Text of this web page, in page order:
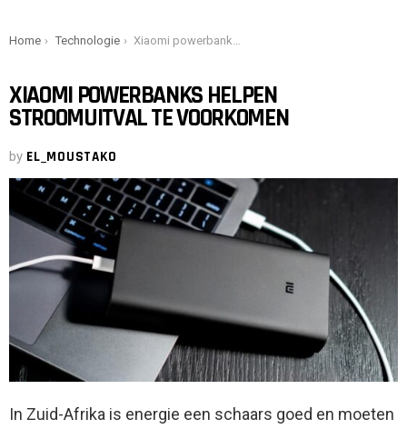
You are here:
Home Technologie Xiaomi powerbanks helpen stroomuitval te voorkomen
XIAOMI POWERBANKS HELPEN
STROOMUITVAL TE VOORKOMEN
by EL_MOUSTAKO
In Zuid-Afrika is energie een schaars goed en moeten